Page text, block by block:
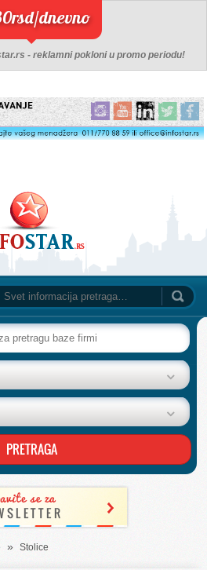
dnevno
- reklamni pokloni u promo periodu!
» Stolice